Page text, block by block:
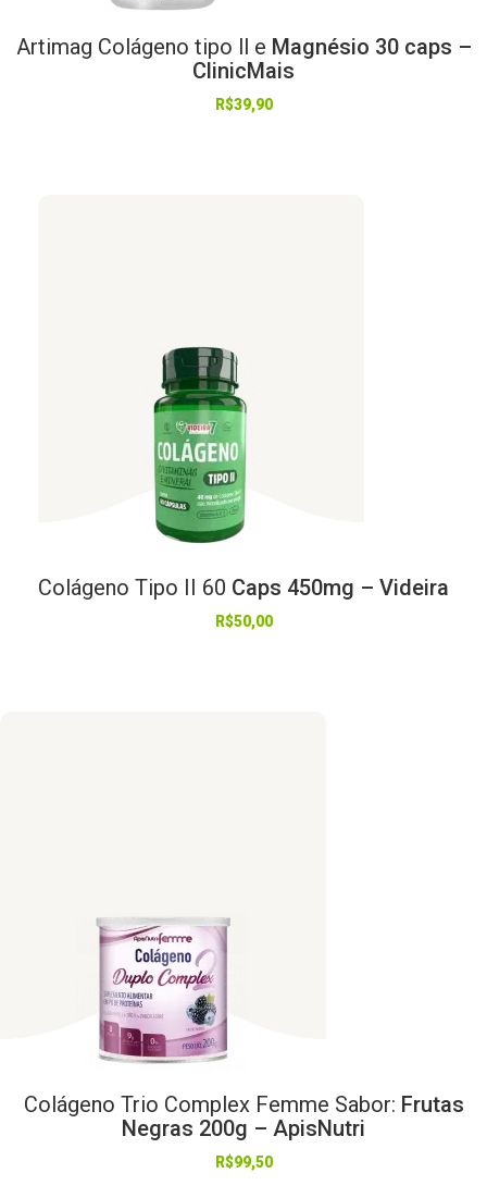
Artimag Colágeno tipo ll e Magnésio 30 caps –
ClinicMais
R$39,90
Colágeno Tipo II 60 Caps 450mg – Videira
R$50,00
Colágeno Trio Complex Femme Sabor: Frutas
Negras 200g – ApisNutri
R$99,50